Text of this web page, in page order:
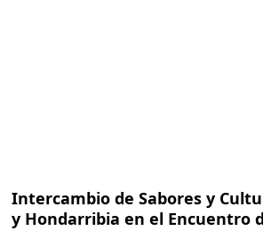
Intercambio de Sabores y
y Hondarribia en el Encuentro